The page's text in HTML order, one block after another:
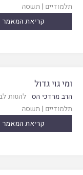
תלמודיים | תשסה
קריאת המאמר
ומי גוי גדול
הרב מרדכי הס להטות
תלמודיים | תשסה
קריאת המאמר